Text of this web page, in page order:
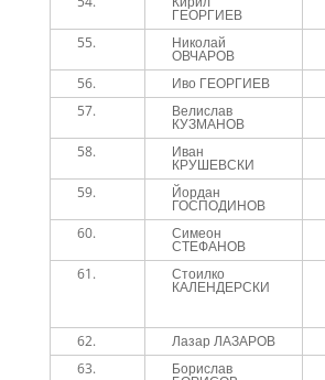
ГЕОРГИЕВ
55. Николай
ОВЧАРОВ
56. Иво ГЕОРГИЕВ
57.
Велислав
КУЗМАНОВ
58. Иван
КРУШЕВСКИ
59. Йордан
ГОСПОДИНОВ
60. Симеон
СТЕФАНОВ
61. Стоилко
КАЛЕНДЕРСКИ
62. Лазар ЛАЗАРОВ
63.
Борислав